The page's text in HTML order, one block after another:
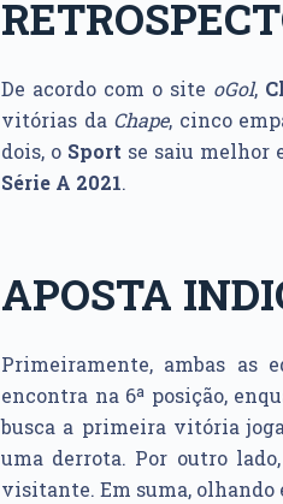
De acordo com o site oGol,
vitórias da Chape, cinco
dois, o Sport se saiu melhor
Série A 2021.
APOSTA
Primeiramente, ambas as
encontra na 6ª posição,
busca a primeira vitória
uma derrota. Por outro
visitante. Em suma, olhando